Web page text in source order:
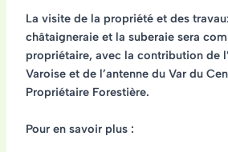
La visite de la propriété et des
châtaigneraie et la suberaie sera
propriétaire, avec la contribution de
Varoise et de l’antenne du Var du
Propriétaire Forestière.
Pour en savoir plus :